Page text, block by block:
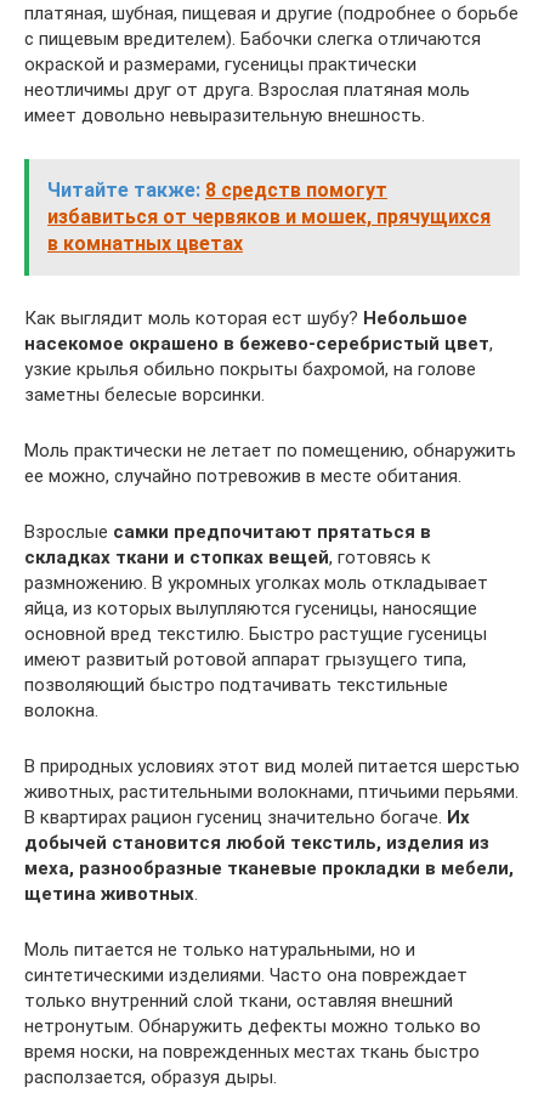
платяная, шубная, пищевая и другие (подробнее о борьбе
с пищевым вредителем). Бабочки слегка отличаются
окраской и размерами, гусеницы практически
неотличимы друг от друга. Взрослая платяная моль
имеет довольно невыразительную внешность.
Читайте также: 8 средств помогут
избавиться от червяков и мошек, прячущихся
в комнатных цветах
Как выглядит моль которая ест шубу? Небольшое
насекомое окрашено в бежево-серебристый цвет,
узкие крылья обильно покрыты бахромой, на голове
заметны белесые ворсинки.
Моль практически не летает по помещению, обнаружить
ее можно, случайно потревожив в месте обитания.
Взрослые самки предпочитают прятаться в
складках ткани и стопках вещей, готовясь к
размножению. В укромных уголках моль откладывает
яйца, из которых вылупляются гусеницы, наносящие
основной вред текстилю. Быстро растущие гусеницы
имеют развитый ротовой аппарат грызущего типа,
позволяющий быстро подтачивать текстильные
волокна.
В природных условиях этот вид молей питается шерстью
животных, растительными волокнами, птичьими перьями.
В квартирах рацион гусениц значительно богаче. Их
добычей становится любой текстиль, изделия из
меха, разнообразные тканевые прокладки в мебели,
щетина животных.
Моль питается не только натуральными, но и
синтетическими изделиями. Часто она повреждает
только внутренний слой ткани, оставляя внешний
нетронутым. Обнаружить дефекты можно только во
время носки, на поврежденных местах ткань быстро
расползается, образуя дыры.